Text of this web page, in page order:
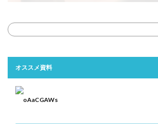
オススメ資料
oAaCGAWs